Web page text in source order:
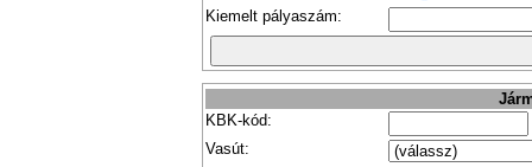
Kiemelt pályaszám:
KBK-kód:
Vasút: